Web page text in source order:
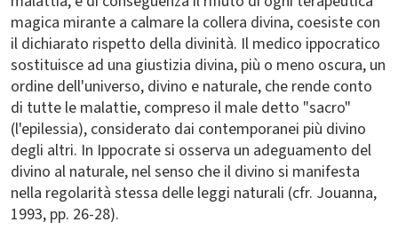
magica mirante a calmare la collera divina, coesiste con
il dichiarato rispetto della divinità. Il medico ippocratico
sostituisce ad una giustizia divina, più o meno oscura, un
ordine dell'universo, divino e naturale, che rende conto
di tutte le malattie, compreso il male detto "sacro"
(l'epilessia), considerato dai contemporanei più divino
degli altri. In Ippocrate si osserva un adeguamento del
divino al naturale, nel senso che il divino si manifesta
nella regolarità stessa delle leggi naturali (cfr. Jouanna,
1993, pp. 26-28).